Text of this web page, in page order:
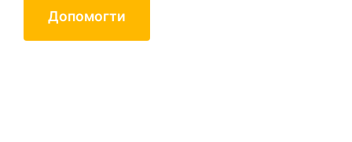
Допомогти